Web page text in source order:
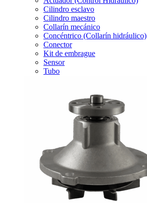
Cilindro esclavo
Cilindro maestro
Collarín mecánico
Concéntrico (Collarín hidráulico)
Conector
Kit de embrague
Sensor
Tubo